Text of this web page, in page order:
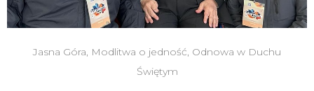
Jasna Góra, Modlitwa o jedność, Odnowa w Duchu
Świętym